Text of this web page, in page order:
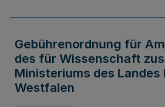
Gebührenordnung für
des für Wissenschaft
Ministeriums des Landes
Westfalen